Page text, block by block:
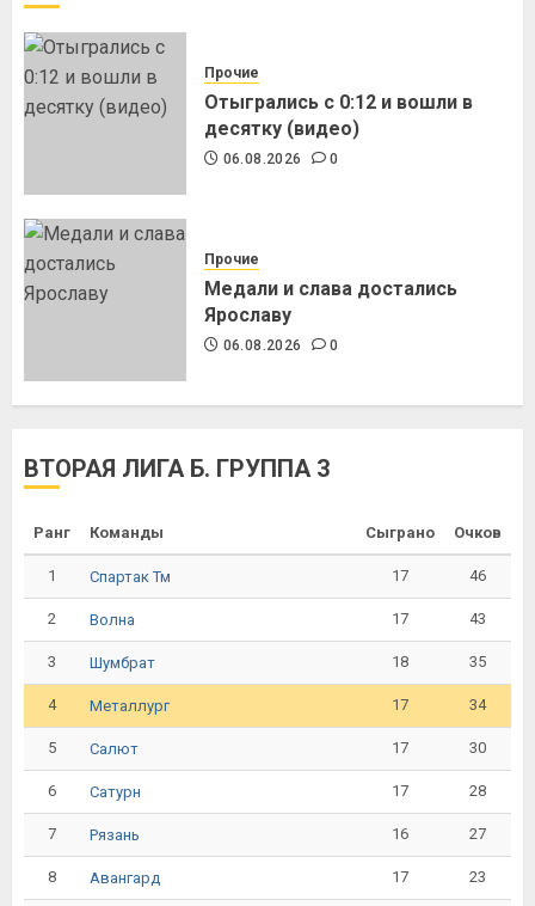
Прочие
Отыгрались с 0:12 и вошли в
десятку (видео)
06.08.2026 0
Прочие
Медали и слава достались
Ярославу
06.08.2026 0
ВТОРАЯ ЛИГА Б. ГРУППА 3
Ранг Команды Сыграно Очков
1 Спартак Тм 17 46
2 Волна 17 43
3 Шумбрат 18 35
4 Металлург 17 34
5 Салют 17 30
6 Сатурн 17 28
7 Рязань 16 27
8 Авангард 17 23